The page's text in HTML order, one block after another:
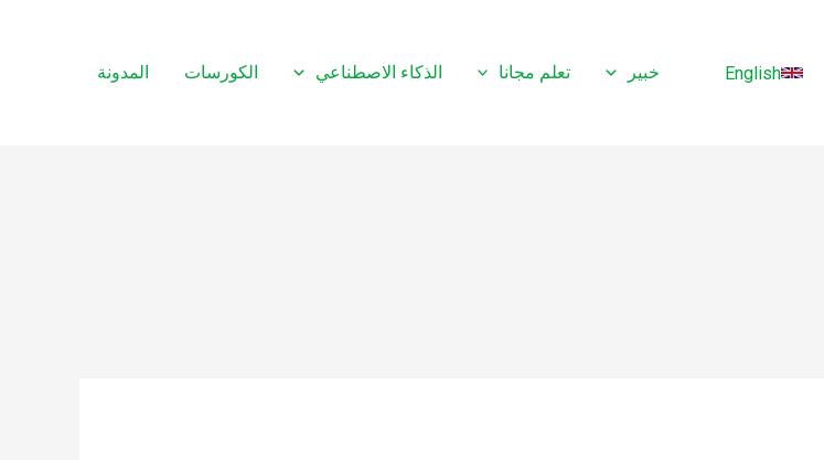
English خبير تعلم مجانا الذكاء الاصطناعي الكورسات المدونة